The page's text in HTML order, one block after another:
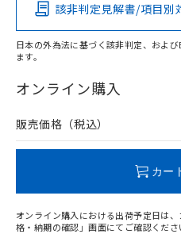
O
在庫等で未対応品が混在する
問い合わせください。
該非判定見解書/項目別
日本の外為法に基づく該非判定、およ
ます。
オンライン購入
販売価格（税込）
カー
オンライン購入における出荷予定日は
格・納期の確認」画面にてご確認くださ